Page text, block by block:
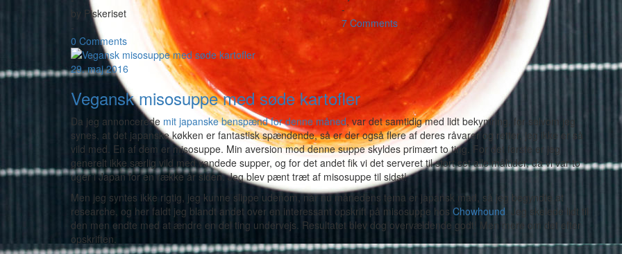
by Piskeriset
-
0 Comments
-
7 Comments
29. maj 2016
Vegansk misosuppe med søde kartofler
Da jeg annoncerede mit japanske benspænd for denne måned, var det samtidig med lidt bekymring, for selvom jeg
synes, at det japanske køkken er fantastisk spændende, så er der også flere af deres råvarer og retter, jeg ikke er så
vild med. En af dem er misosuppe. Min aversion mod denne suppe skyldes primært to ting. For det første er jeg
generelt ikke særlig vild med vandede supper, og for det andet fik vi det serveret til stort set alle måltider, da vi var to
uger i Japan for en række år siden. Jeg blev pænt træt af misosuppe til sidst!
Men jeg syntes ikke rigtig, jeg kunne slippe udenom, når nu månedens tema er japansk mad, så jeg begyndte at
researche, og her faldt jeg blandt andet over en interessant opskrift på misosuppe hos Chowhound. Jeg skelede lidt til
den men endte med at ændre en del ting undervejs. Resultatet blev dog overvældende godt! Men mere om det efter
opskriften.